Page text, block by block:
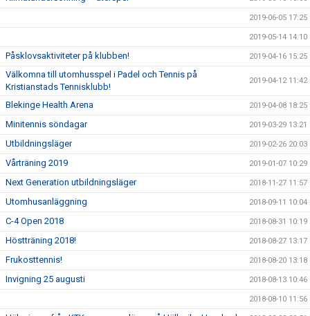
2019-06-05 17:25
2019-05-14 14:10
Påsklovsaktiviteter på klubben! 2019-04-16 15:25
Välkomna till utomhusspel i Padel och Tennis på
Kristianstads Tennisklubb!
2019-04-12 11:42
Blekinge Health Arena 2019-04-08 18:25
Minitennis söndagar 2019-03-29 13:21
Utbildningsläger 2019-02-26 20:03
Vårträning 2019 2019-01-07 10:29
Next Generation utbildningsläger 2018-11-27 11:57
Utomhusanläggning 2018-09-11 10:04
C-4 Open 2018 2018-08-31 10:19
Höstträning 2018! 2018-08-27 13:17
Frukosttennis! 2018-08-20 13:18
Invigning 25 augusti 2018-08-13 10:46
2018-08-10 11:56